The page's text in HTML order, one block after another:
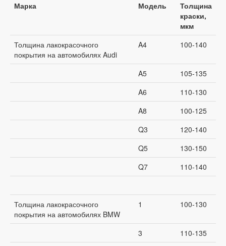
Марка Модель
Толщина
краски,
мкм
Толщина лакокрасочного
покрытия на автомобилях Audi
A4 100-140
A5
105-135
A6
110-130
A8
100-125
Q3
120-140
Q5
130-150
Q7
110-140
Толщина лакокрасочного
покрытия на автомобилях BMW
1 100-130
3
110-135